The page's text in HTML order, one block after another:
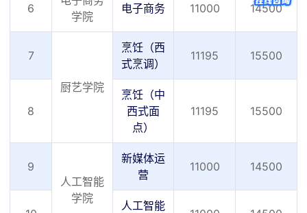
6
学院
电子商务 11000 14500
7
厨艺学院
烹饪（西
式烹调）
11195 15500
8
烹饪（中
西式面
点）
11195 15500
9
人工智能
学院
新媒体运
营
11000 14500
人工智能